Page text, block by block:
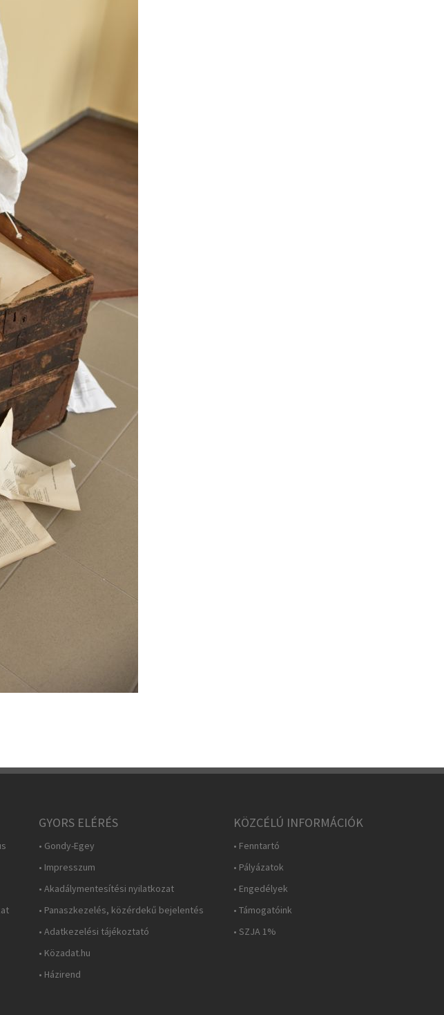
GYORS ELÉRÉS
• Gondy-Egey
• Impresszum
• Akadálymentesítési nyilatkozat
• Panaszkezelés, közérdekű bejelentés
• Adatkezelési tájékoztató
• Közadat.hu
• Házirend
KÖZCÉLÚ INFORMÁCIÓK
• Fenntartó
• Pályázatok
• Engedélyek
• Támogatóink
• SZJA 1%